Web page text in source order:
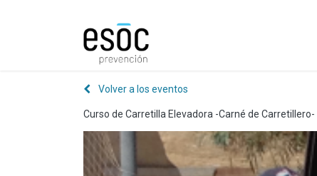
Volver a los eventos
Curso de Carretilla Elevadora -Carné de Carretillero-